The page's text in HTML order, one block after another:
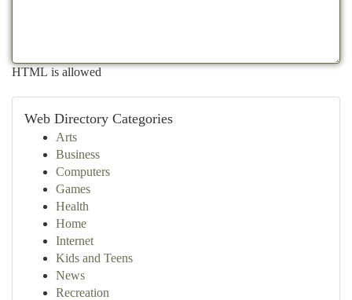
HTML is allowed
Web Directory Categories
Arts
Business
Computers
Games
Health
Home
Internet
Kids and Teens
News
Recreation